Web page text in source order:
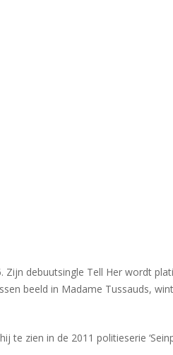
debuutsingle Tell Her wordt
beeld in Madame Tussauds,
te zien in de 2011 politieserie